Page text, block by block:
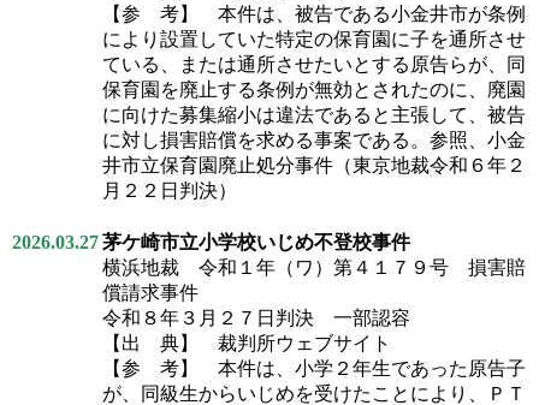
【参 考】 本件は、被告である小金井市が条例
により設置していた特定の保育園に子を通所させ
ている、または通所させたいとする原告らが、同
保育園を廃止する条例が無効とされたのに、廃園
に向けた募集縮小は違法であると主張して、被告
に対し損害賠償を求める事案である。参照、小金
井市立保育園廃止処分事件（東京地裁令和６年２
月２２日判決）
2026.03.27茅ケ崎市立小学校いじめ不登校事件
横浜地裁 令和１年（ワ）第４１７９号 損害賠
償請求事件
令和８年３月２７日判決 一部認容
【出 典】 裁判所ウェブサイト
【参 考】 本件は、小学２年生であった原告子
が、同級生からいじめを受けたことにより、ＰＴ